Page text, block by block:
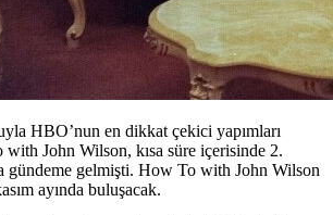
HBO’nun en dikkat çekici yapımları
with John Wilson, kısa süre içerisinde 2.
gündeme gelmişti. How To with John Wilson
ayında buluşacak.